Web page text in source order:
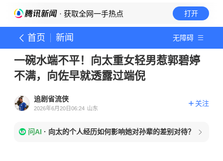
· 获取全网一手热点 打开
首页 新闻 无障碍
一碗水端不平！向太重女轻男惹郭碧婷
不满，向佐早就透露过端倪
追剧省流侠
2026年6月20日06:24 山东
关注
问AI · 向太的个人经历如何影响她对孙辈的差别对待？